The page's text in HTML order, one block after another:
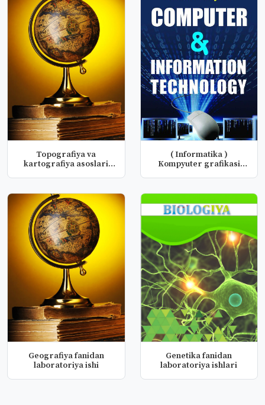
Topografiya va
kartografiya asoslari
( Informatika )
Kompyuter grafikasi
Geografiya fanidan
laboratoriya ishi
Genetika fanidan
laboratoriya ishlari